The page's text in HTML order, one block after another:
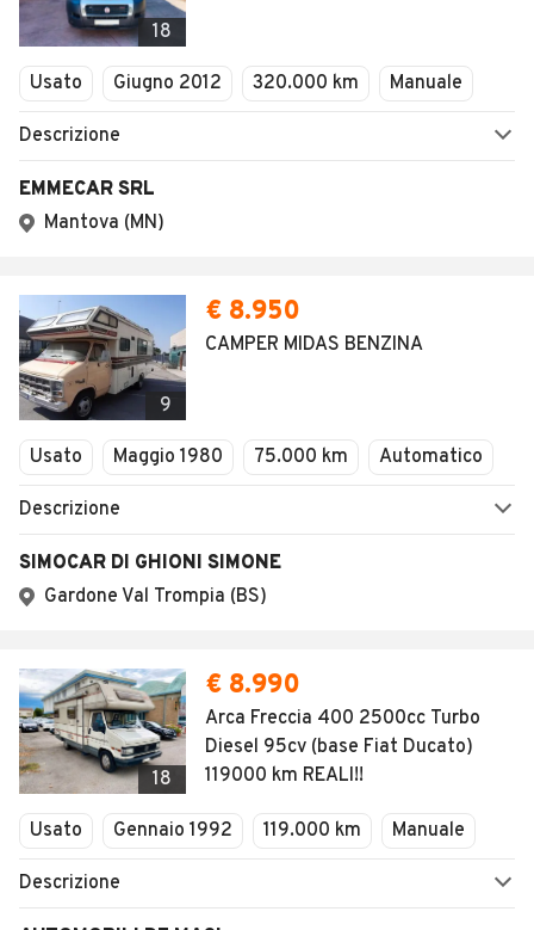
18
Usato Giugno 2012 320.000 km Manuale
Descrizione
EMMECAR SRL
Mantova (MN)
9
€ 8.950
CAMPER MIDAS BENZINA
Usato Maggio 1980 75.000 km Automatico
Descrizione
SIMOCAR DI GHIONI SIMONE
Gardone Val Trompia (BS)
18
€ 8.990
Arca Freccia 400 2500cc Turbo
Diesel 95cv (base Fiat Ducato)
119000 km REALI!!
Usato Gennaio 1992 119.000 km Manuale
Descrizione